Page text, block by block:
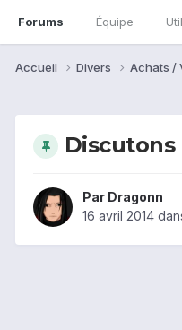
Forums Équipe
Accueil Divers Achats /
Discutons
Par Dragonn
16 avril 2014